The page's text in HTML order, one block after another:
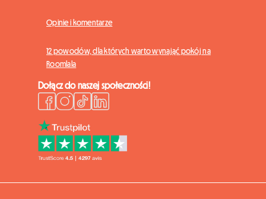
Opinie i komentarze
12 powodów, dla których warto wynająć pokój na
Roomlala
Dołącz do naszej społeczności!